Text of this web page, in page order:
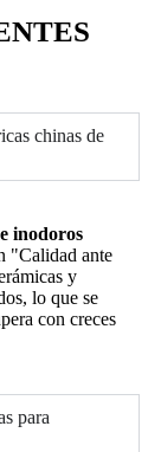
chinas de
inodoros
"Calidad ante
y
lo que se
con creces
para